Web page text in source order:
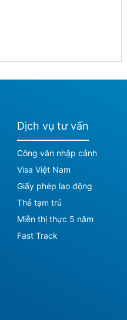
Dịch vụ tư vấn
Công văn nhập cảnh
Visa Việt Nam
Giấy phép lao động
Thẻ tạm trú
Miễn thị thực 5 năm
Fast Track